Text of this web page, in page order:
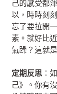
己的感受都
以，時時刻
忘了要拉開
素。就好比
氣躁？這就
定期反思 ：
己》。你有